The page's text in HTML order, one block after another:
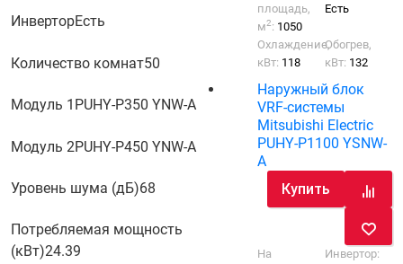
ИнверторЕсть
Количество комнат50
Модуль 1 PUHY-P350 YNW-A
Модуль 2PUHY-P450 YNW-A
Уровень шума (дБ)68
Потребляемая мощность
(кВт)24.39
площадь,
м2: 1050
Есть
Охлаждение,
кВт: 118
Обогрев,
кВт: 132
Наружный блок
VRF-системы
Mitsubishi Electric
PUHY-P1100 YSNW-
A
Купить
На
Инвертор: